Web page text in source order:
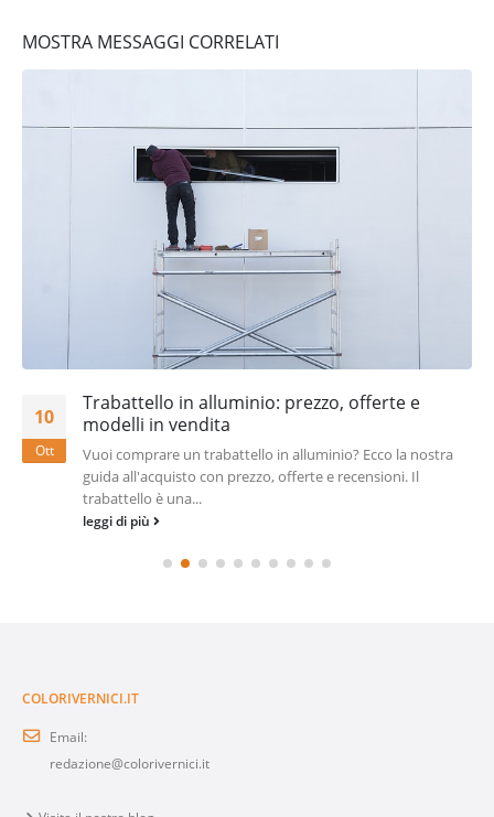
MOSTRA MESSAGGI CORRELATI
10
Ott
Trabattello in alluminio: prezzo, offerte e
modelli in vendita
Vuoi comprare un trabattello in alluminio? Ecco la nostra
guida all'acquisto con prezzo, offerte e recensioni. Il
trabattello è una...
leggi di più
COLORIVERNICI.IT
Email:
redazione@colorivernici.it